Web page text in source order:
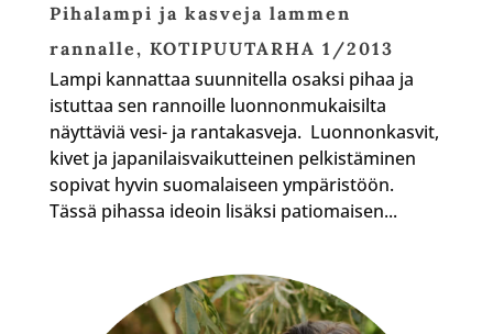
Pihalampi ja kasveja lammen
rannalle, KOTIPUUTARHA 1/2013
Lampi kannattaa suunnitella osaksi pihaa ja
istuttaa sen rannoille luonnonmukaisilta
näyttäviä vesi- ja rantakasveja. Luonnonkasvit,
kivet ja japanilaisvaikutteinen pelkistäminen
sopivat hyvin suomalaiseen ympäristöön.
Tässä pihassa ideoin lisäksi patiomaisen...